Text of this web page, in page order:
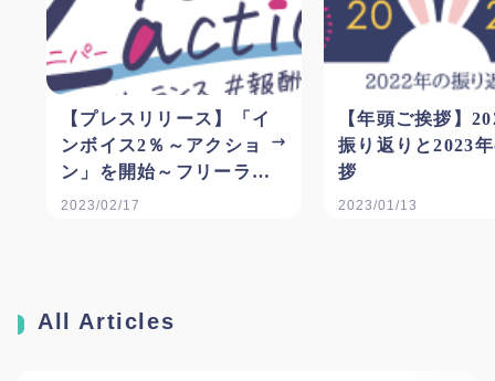
【プレスリリース】「イ
ンボイス2％～アクショ
ン」を開始～フリーラン
スの報酬適正化に向けた
2023/02/17
【年頭ご挨拶】
振り返りと2023
拶
2023/01/13
All Articles